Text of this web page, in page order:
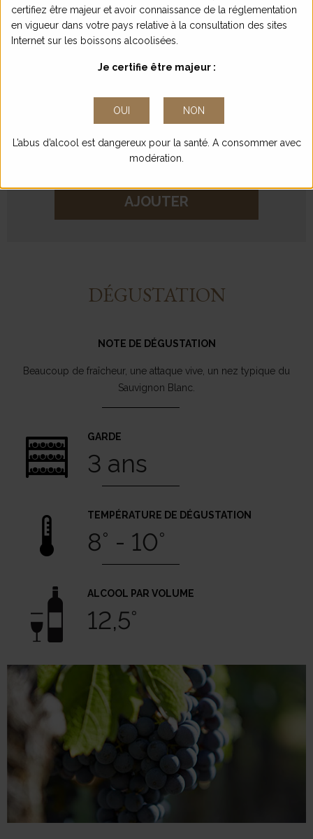
/ bouteille
Conditionnement
CARTON DE 1 BOUTEILLE 1,50L
- +
AJOUTER
DÉGUSTATION
NOTE DE DÉGUSTATION
Beaucoup de fraîcheur, une attaque vive, un nez typique du
Sauvignon Blanc.
GARDE
3 ans
TEMPÉRATURE DE DÉGUSTATION
8° - 10°
ALCOOL PAR VOLUME
12,5°
certifiez être majeur et avoir connaissance de la réglementation
en vigueur dans votre pays relative à la consultation des sites
Internet sur les boissons alcoolisées.
Je certifie être majeur :
OUI NON
L’abus d’alcool est dangereux pour la santé. A consommer avec
modération.